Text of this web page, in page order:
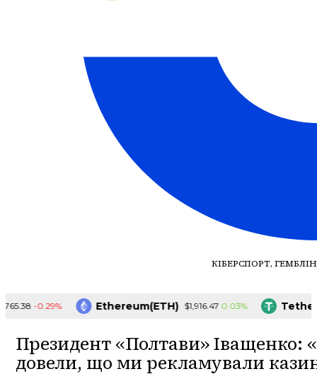
КІБЕРСПОРТ,
-0.29% Ethereum(ETH) $1,916.47 0.03%
Президент «Полтави» Іващенко:
довели, що ми рекламували